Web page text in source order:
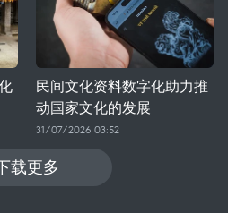
民间文化资料数字化助力推
动国家文化的发展
31/07/2026 03:52
载更多